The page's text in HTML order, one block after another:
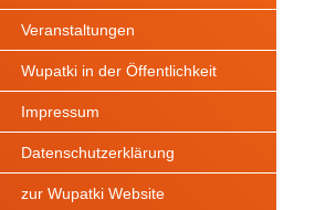
Veranstaltungen
Wupatki in der Öffentlichkeit
Impressum
Datenschutzerklärung
zur Wupatki Website